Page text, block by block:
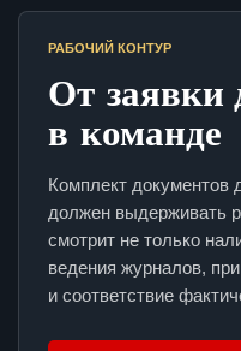
РАБОЧИЙ КОНТУР
От заявки
в команде
Комплект документов
должен выдерживать
смотрит не только
ведения журналов,
и соответствие